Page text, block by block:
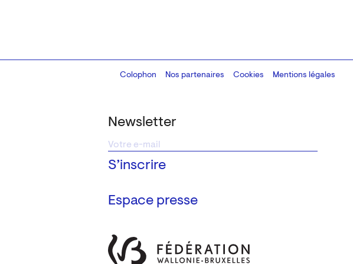
Newsletter
Espace presse
Colophon
Design:Marcel Kaczmarek, code:8080.studio
Nos partenaires Cookies Mentions légales